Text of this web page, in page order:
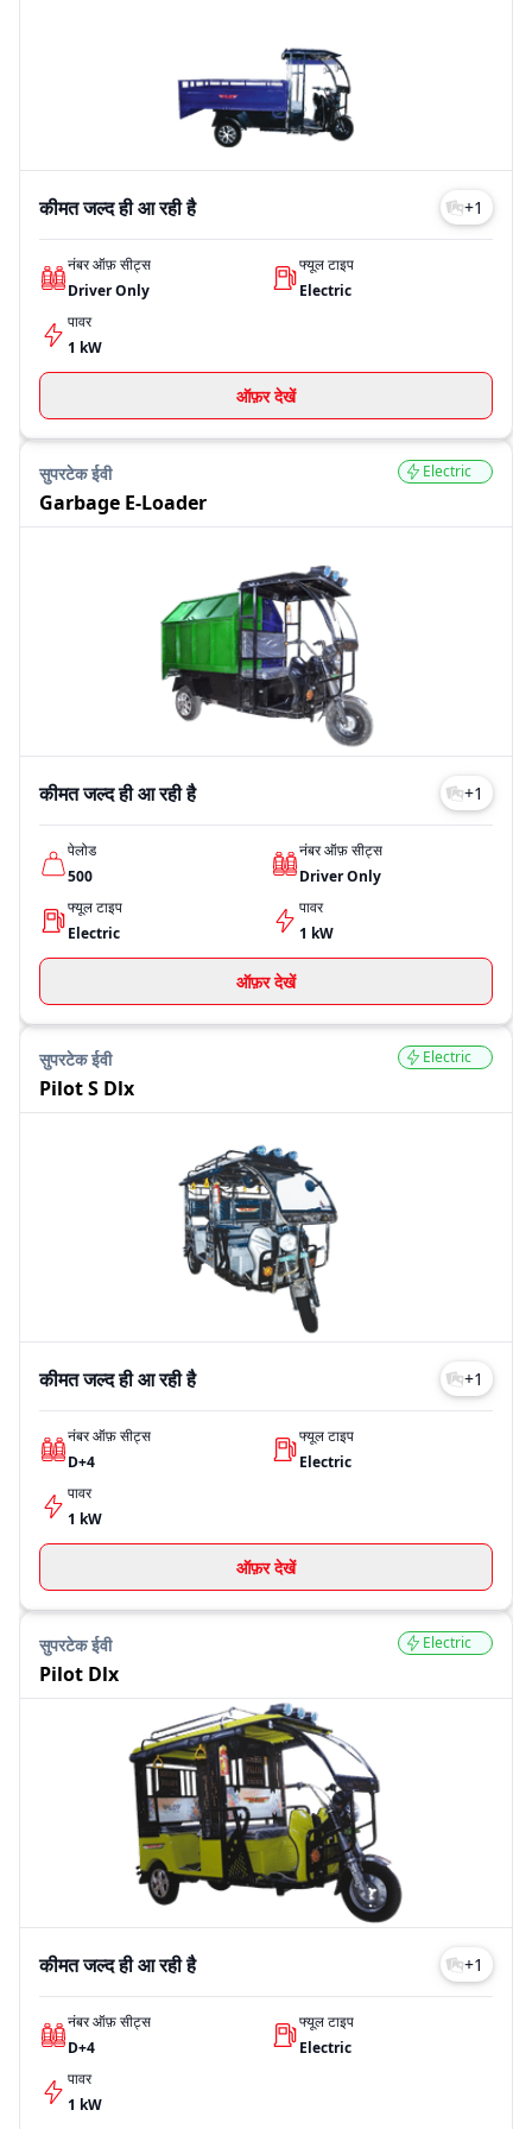
कीमतें स्थान, वेरिएंट और फ्यूल टाइप के अनुसार अलग-अलग हो सकती हैं।
91trucks पर आप लेटेस्ट प्राइस लिस्ट देख सकते हैं, अलग-अलग वेरिएंट की तुलना
कर सकते हैं और फाइनेंस विकल्प भी एक्सप्लोर कर सकते हैं, ताकि आप सही निर्णय ले
सकें। चाहे आपका बजट सीमित हो या ज्यादा, Supertech EV अलग-अलग प्राइस
रेंज में कई मॉडल उपलब्ध कराता है।
Model
Price
Garbage E-Loader
Pilot S Dlx
Last Updated: Jul 27, 2026
कीमत जल्द ही आ रही है +1
नंबर ऑफ़ सीट्स
Driver Only
फ्यूल टाइप
Electric
पावर
1 kW
ऑफ़र देखें
सुपरटेक ईवी
Garbage E-Loader
Electric
कीमत जल्द ही आ रही है +1
पेलोड
500
नंबर ऑफ़ सीट्स
Driver Only
फ्यूल टाइप
Electric
पावर
1 kW
ऑफ़र देखें
सुपरटेक ईवी
Pilot S Dlx
Electric
कीमत जल्द ही आ रही है +1
नंबर ऑफ़ सीट्स
D+4
फ्यूल टाइप
Electric
पावर
1 kW
ऑफ़र देखें
सुपरटेक ईवी
Pilot Dlx
Electric
कीमत जल्द ही आ रही है +1
नंबर ऑफ़ सीट्स
D+4
फ्यूल टाइप
Electric
पावर
1 kW